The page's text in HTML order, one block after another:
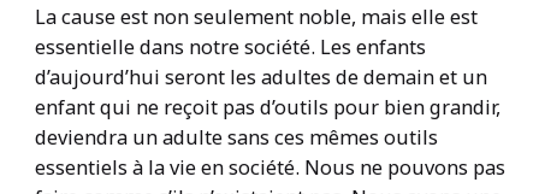
La cause est non seulement noble, mais elle est
essentielle dans notre société. Les enfants
d’aujourd’hui seront les adultes de demain et un
enfant qui ne reçoit pas d’outils pour bien grandir,
deviendra un adulte sans ces mêmes outils
essentiels à la vie en société. Nous ne pouvons pas